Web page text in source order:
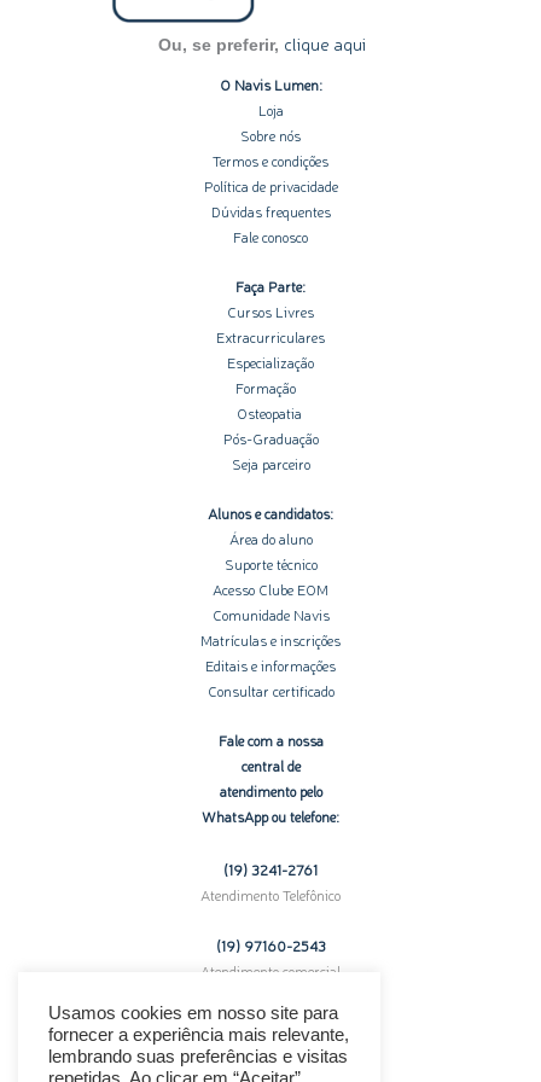
Ou, se preferir, clique aqui
O Navis Lumen:
Loja
Sobre nós
Termos e condições
Política de privacidade
Dúvidas frequentes
Fale conosco
Faça Parte:
Cursos Livres
Extracurriculares
Especialização
Formação
Osteopatia
Pós-Graduação
Seja parceiro
Alunos e candidatos:
Área do aluno
Suporte técnico
Acesso Clube EOM
Comunidade Navis
Matrículas e inscrições
Editais e informações
Consultar certificado
Fale com a nossa
central de
atendimento pelo
WhatsApp ou telefone:
(19) 3241-2761
Atendimento Telefônico
(19) 97160-2543
Atendimento comercial
Enfrentando problemas técnicos?
Clique aqui para suporte.
Usamos cookies em nosso site para
fornecer a experiência mais relevante,
lembrando suas preferências e visitas